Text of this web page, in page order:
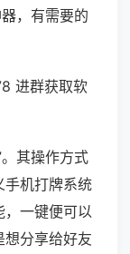
，有需要的
进群获取软
其操作方式
手机打牌系统
一键便可以
想分享给好友